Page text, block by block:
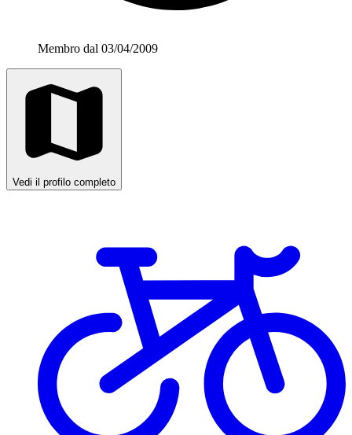
Membro dal 03/04/2009
Vedi il profilo completo